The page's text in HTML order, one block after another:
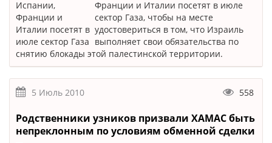
Франции и Италии посетят в июле
сектор Газа, чтобы на месте
удостовериться в том, что Израиль
выполняет свои обязательства по
снятию блокады этой палестинской территории.
5 Июль 2010 558
Родственники узников призвали ХАМАС быть
непреклонным по условиям обменной сделки